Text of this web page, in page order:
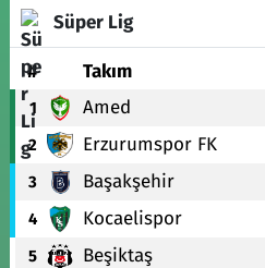
Süper Lig
# Takım
1 Amed
2 Erzurumspor FK
3 Başakşehir
4 Kocaelispor
5 Beşiktaş